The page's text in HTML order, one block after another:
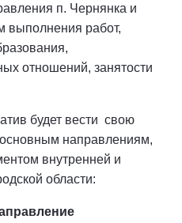
п. Чернянка и
выполнения работ,
отношений, занятости
будет вести свою
направлениям,
внутренней и
области: